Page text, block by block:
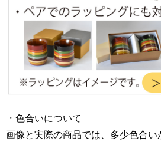
・色合いについて
画像と実際の商品では、多少色合い